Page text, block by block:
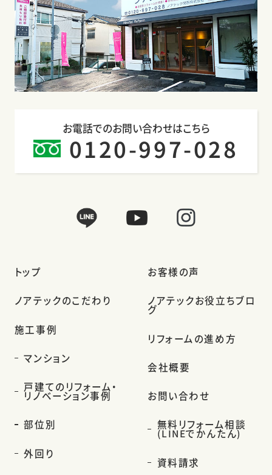
お電話でのお問い合わせはこちら
0120-997-028
トップ
ノアテックのこだわり
施工事例
マンション
戸建てのリフォーム・
リノベーション事例
部位別
外回り
お客様の声
ノアテックお役立ちブロ
グ
リフォームの進め方
会社概要
お問い合わせ
無料リフォーム相談
(LINEでかんたん)
資料請求